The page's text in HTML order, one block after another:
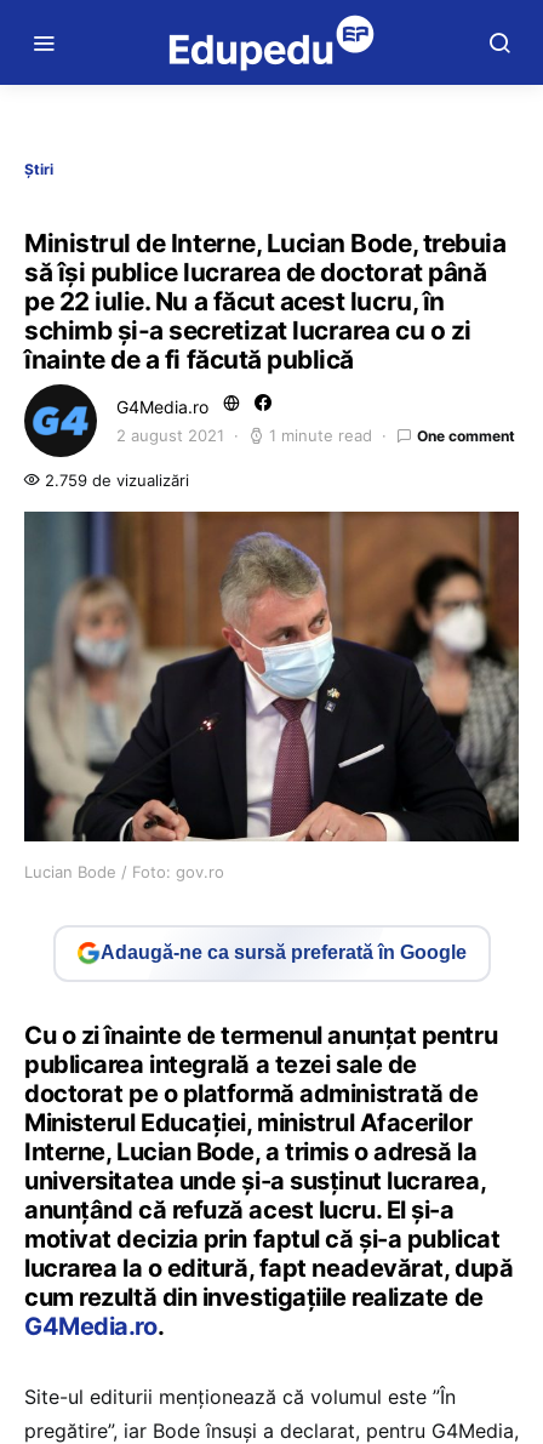
Știri
Ministrul de Interne, Lucian Bode, trebuia
să își publice lucrarea de doctorat până
pe 22 iulie. Nu a făcut acest lucru, în
schimb și-a secretizat lucrarea cu o zi
înainte de a fi făcută publică
G4Media.ro
2 august 2021 1 minute read One comment
2.759 de vizualizări
Lucian Bode / Foto: gov.ro
Adaugă-ne ca sursă preferată în Google
Cu o zi înainte de termenul anunțat pentru
publicarea integrală a tezei sale de
doctorat pe o platformă administrată de
Ministerul Educației, ministrul Afacerilor
Interne, Lucian Bode, a trimis o adresă la
universitatea unde și-a susținut lucrarea,
anunțând că refuză acest lucru. El și-a
motivat decizia prin faptul că și-a publicat
lucrarea la o editură, fapt neadevărat, după
cum rezultă din investigațiile realizate de
G4Media.ro.
Site-ul editurii menționează că volumul este ”În
pregătire”, iar Bode însuși a declarat, pentru G4Media,